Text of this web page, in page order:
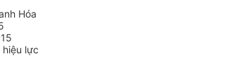
Hóa
lực